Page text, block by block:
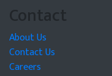
Contact
About Us
Contact Us
Careers